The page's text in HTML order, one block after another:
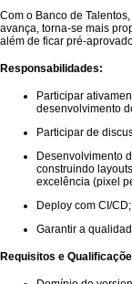
Com o Banco de
avança, torna-se mais
além de ficar pré-
Responsabilidades:
Participar
desenvolvimento
Participar de
Desenvolvimento
construindo
excelência (pixel
Deploy com CI/CD;
Garantir a
Requisitos e